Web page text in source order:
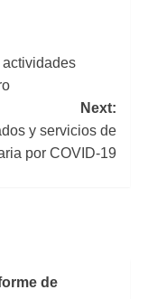
Next:
y servicios de
por COVID-19
de